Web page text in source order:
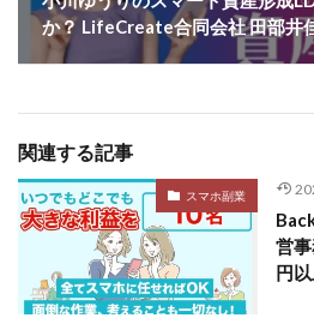
か？ LifeCreate合同会社 田部井
関連する記事
スマホ副業
営
円